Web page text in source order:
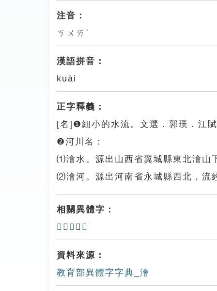
注音：
ㄎㄨㄞˋ
漢語拼音：
kuài
正字釋義：
[名]❶細小的水流。文選．郭璞．江
❷河川名：
⑴澮水。源出山西省翼城縣東北澮山
⑵澮河。源出河南省永城縣西北，流
相關異體字：
𣲸 、 𣴯 、 巜
資料來源：
教育部異體字字典_澮